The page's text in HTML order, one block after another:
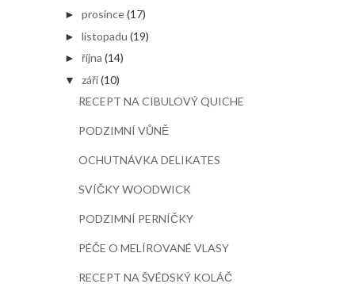
► prosince(17)
► listopadu (19)
► října (14)
▼ září(10)
RECEPT NA CIBULOVÝ QUICHE
PODZIMNÍ VŮNĚ
OCHUTNÁVKA DELIKATES
SVÍČKY WOODWICK
PODZIMNÍ PERNÍČKY
PÉČE O MELÍROVANÉ VLASY
RECEPT NA ŠVÉDSKÝ KOLÁČ